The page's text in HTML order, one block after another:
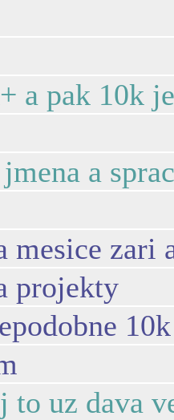
a pak 10k
a
mesice zari
projekty
to uz dava